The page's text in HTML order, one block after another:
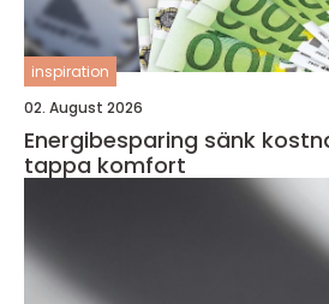
inspiration
02. August 2026
Energibesparing sänk kostnaderna utan att
tappa komfort